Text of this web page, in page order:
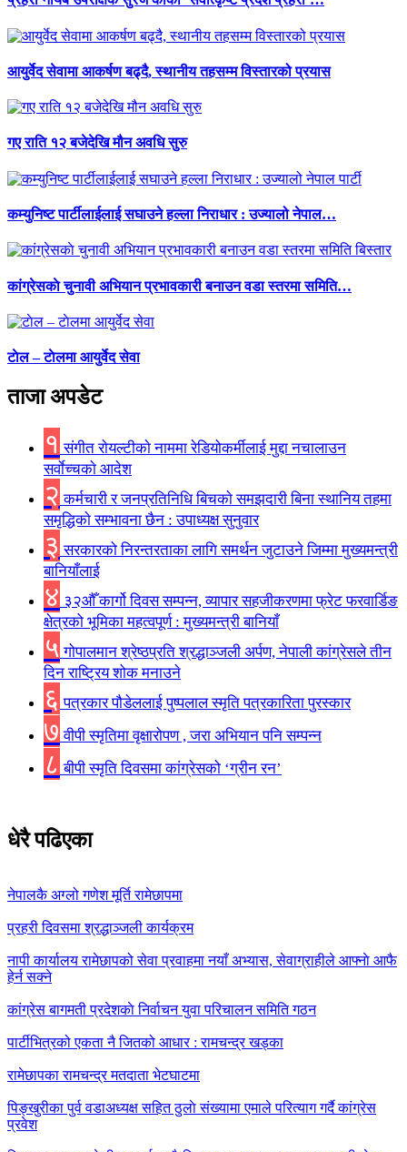
आयुर्वेद सेवामा आकर्षण बढ्दै, स्थानीय तहसम्म विस्तारको प्रयास
गए राति १२ बजेदेखि मौन अवधि सुरु
कम्युनिष्ट पार्टीलाईलाई सघाउने हल्ला निराधार : उज्यालो नेपाल…
कांग्रेसकाे चुनावी अभियान प्रभावकारी बनाउन वडा स्तरमा समिति…
टाेल – टाेलमा आयुर्वेद सेवा
ताजा अपडेट
१ संगीत राेयल्टीकाे नाममा रेडियोकर्मीलाई मुद्दा नचालाउन
सर्वाेच्चकाे आदेश
२ कर्मचारी र जनप्रतिनिधि बिचकाे समझदारी बिना स्थानिय तहमा
समृद्धिकाे सम्भावना छैन : उपाध्यक्ष सुनुवार
३ सरकारको निरन्तरताका लागि समर्थन जुटाउने जिम्मा मुख्यमन्त्री
बानियाँलाई
४ ३२औँ कार्गो दिवस सम्पन्न, व्यापार सहजीकरणमा फ्रेट फरवार्डिङ
क्षेत्रको भूमिका महत्वपूर्ण : मुख्यमन्त्री बानियाँ
५ गोपालमान श्रेष्ठप्रति श्रद्धाञ्जली अर्पण, नेपाली कांग्रेसले तीन
दिन राष्ट्रिय शोक मनाउने
६ पत्रकार पौडेललाई पुष्पलाल स्मृति पत्रकारिता पुरस्कार
७ वीपी स्मृतिमा वृक्षारोपण , जरा अभियान पनि सम्पन्न
८ बीपी स्मृति दिवसमा कांग्रेसको ‘ग्रीन रन’
धेरै पढिएका
नेपालकै अग्लो गणेश मूर्ति रामेछापमा
प्रहरी दिवसमा श्रद्धाञ्जली कार्यक्रम
नापी कार्यालय रामेछापको सेवा प्रवाहमा नयाँ अभ्यास, सेवाग्राहीले आफ्नाे आफै
हेर्न सक्ने
कांग्रेस बागमती प्रदेशकाे निर्वाचन युवा परिचालन समिति गठन
पार्टीभित्रको एकता नै जितको आधार : रामचन्द्र खड्का
रामेछापका रामचन्द्र मतदाता भेटघाटमा
पिङ्खुरीका पुर्व वडाअध्यक्ष सहित ठुलाे संख्यामा एमाले परित्याग गर्दै कांग्रेस
प्रवेश